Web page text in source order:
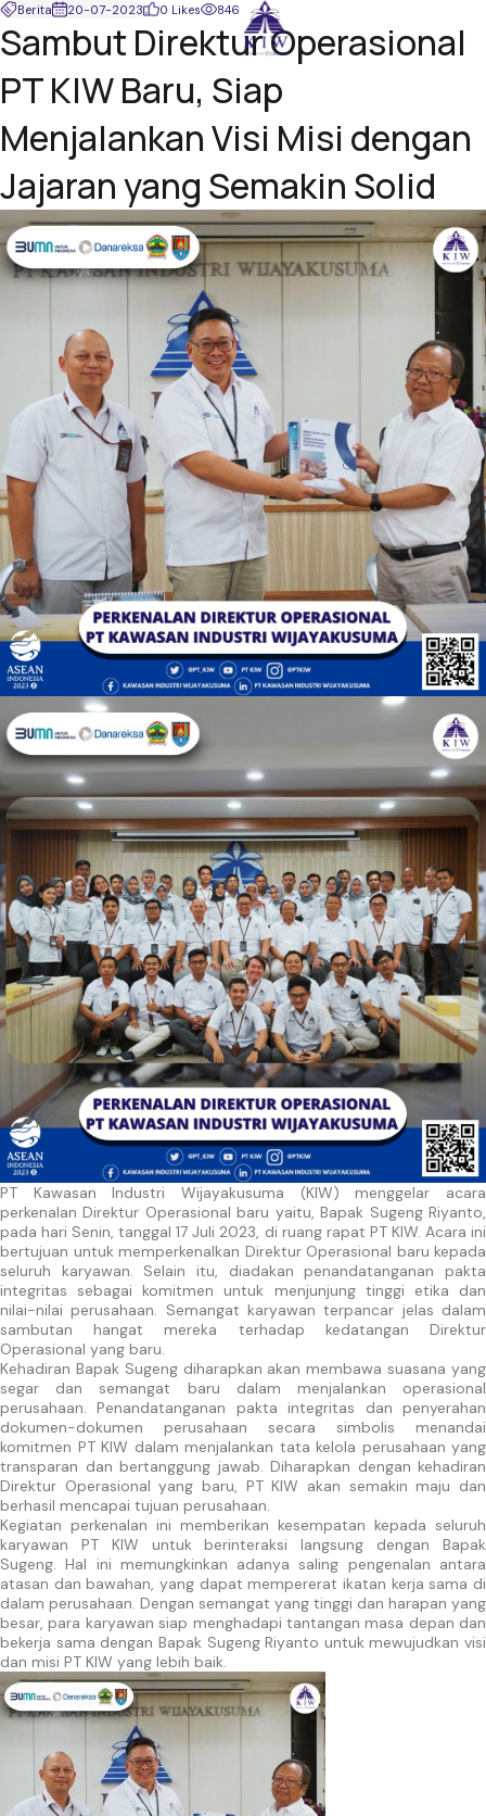
Berita 20-07-2023 0 Likes 846
Sambut Direktur Operasional
PT KIW Baru, Siap
Menjalankan Visi Misi dengan
Jajaran yang Semakin Solid
PT Kawasan Industri Wijayakusuma (KIW) menggelar acara
perkenalan Direktur Operasional baru yaitu, Bapak Sugeng Riyanto,
pada hari Senin, tanggal 17 Juli 2023, di ruang rapat PT KIW. Acara ini
bertujuan untuk memperkenalkan Direktur Operasional baru kepada
seluruh karyawan. Selain itu, diadakan penandatanganan pakta
integritas sebagai komitmen untuk menjunjung tinggi etika dan
nilai-nilai perusahaan. Semangat karyawan terpancar jelas dalam
sambutan hangat mereka terhadap kedatangan Direktur
Operasional yang baru.
Kehadiran Bapak Sugeng diharapkan akan membawa suasana yang
segar dan semangat baru dalam menjalankan operasional
perusahaan. Penandatanganan pakta integritas dan penyerahan
dokumen-dokumen perusahaan secara simbolis menandai
komitmen PT KIW dalam menjalankan tata kelola perusahaan yang
transparan dan bertanggung jawab. Diharapkan dengan kehadiran
Direktur Operasional yang baru, PT KIW akan semakin maju dan
berhasil mencapai tujuan perusahaan.
Kegiatan perkenalan ini memberikan kesempatan kepada seluruh
karyawan PT KIW untuk berinteraksi langsung dengan Bapak
Sugeng. Hal ini memungkinkan adanya saling pengenalan antara
atasan dan bawahan, yang dapat mempererat ikatan kerja sama di
dalam perusahaan. Dengan semangat yang tinggi dan harapan yang
besar, para karyawan siap menghadapi tantangan masa depan dan
bekerja sama dengan Bapak Sugeng Riyanto untuk mewujudkan visi
dan misi PT KIW yang lebih baik.